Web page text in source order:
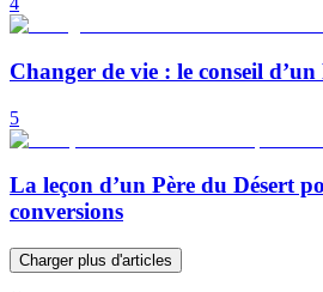
Changer de vie : le conseil d’un
5
La leçon d’un Père du Désert
conversions
Charger plus d'articles